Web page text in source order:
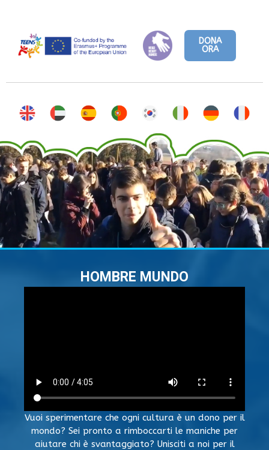
DONA
ORA
HOMBRE MUNDO
Vuoi sperimentare che ogni cultura è un dono per il
mondo? Sei pronto a rimboccarti le maniche per
aiutare chi è svantaggiato? Unisciti a noi per il